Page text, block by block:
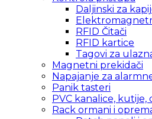
Daljinski za
RFID Čitači
RFID kartice
Tagovi za
Magnetni prekidači
Napajanje za
Panik tasteri
PVC kanalice, kutije,
Rack ormani i